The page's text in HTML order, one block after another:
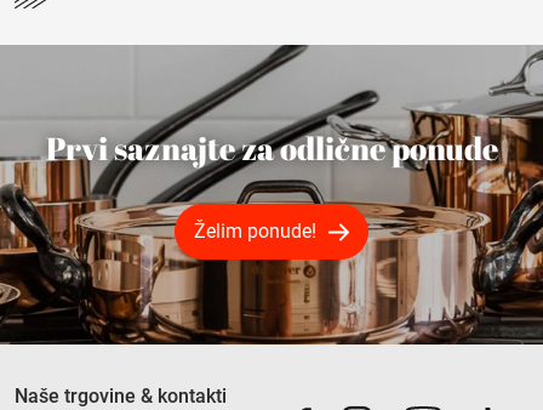
Prvi saznajte za odlične ponude
Želim ponude!
Naše trgovine & kontakti